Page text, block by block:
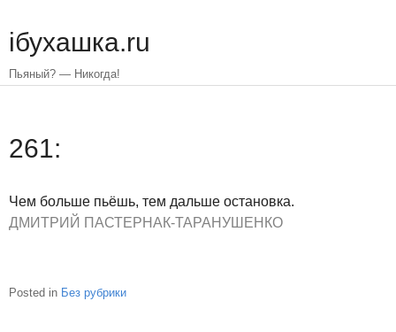
to
main
content
iбухашка.ru
Пьяный? — Никогда!
261:
Чем больше пьёшь, тем дальше остановка.
ДМИТРИЙ ПАСТЕРНАК-ТАРАНУШЕНКО
Posted in Без рубрики